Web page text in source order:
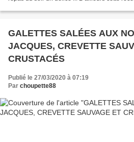
GALETTES SALÉES AUX
JACQUES, CREVETTE
CRUSTACÉS
Publié le 27/03/2020 à 07:19
Par choupette88